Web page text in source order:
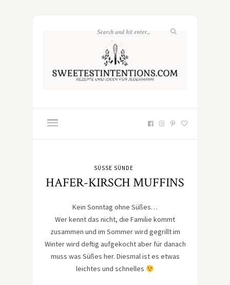
SÜSSE SÜNDE
HAFER-KIRSCH MUFFINS
Kein Sonntag ohne Süßes…
Wer kennt das nicht, die Familie kommt
zusammen und im Sommer wird gegrillt im
Winter wird deftig aufgekocht aber für danach
muss was Süßes her. Diesmal ist es etwas
leichtes und schnelles